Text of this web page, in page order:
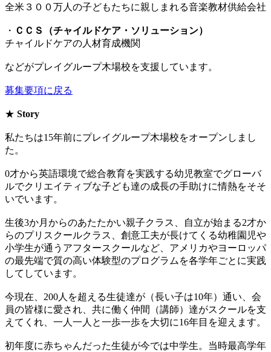
全米３００万人の子どもたちに親しまれる音楽教材供給会社
・ ＣＣＳ（チャイルドケア・ソリューション）
チャイルドケアの人材育成機関
などがプレイグループ木場校を支援しています。
募集要項に戻る
★ Story
私たちは15年前にプレイグループ木場校をオープンしまし
た。
0才から英語環境で総合教育を実践する幼児教室でグローバ
ルでクリエイティブな子ども達の成長の手助けに情熱をそそ
いでいます。
生後3か月からのあたたかい親子クラス、自立が始まる2才か
らのプリスクールクラス、創意工夫が長けてくる幼稚園児や
小学生が通うアフタースクールなど、アメリカやヨーロッパ
の最先端で質の高い体験型のプログラムを各学年ごとに実践
してしています。
今現在、200人を超える生徒達が（長い子は10年）通い、会
員の皆様に愛され、共に働く仲間（講師）達がスクールを支
えてくれ、一人一人と一歩一歩を大切に16年目を迎えます。
初年度に赤ちゃんだった生徒が今では中学生。当時最高学年